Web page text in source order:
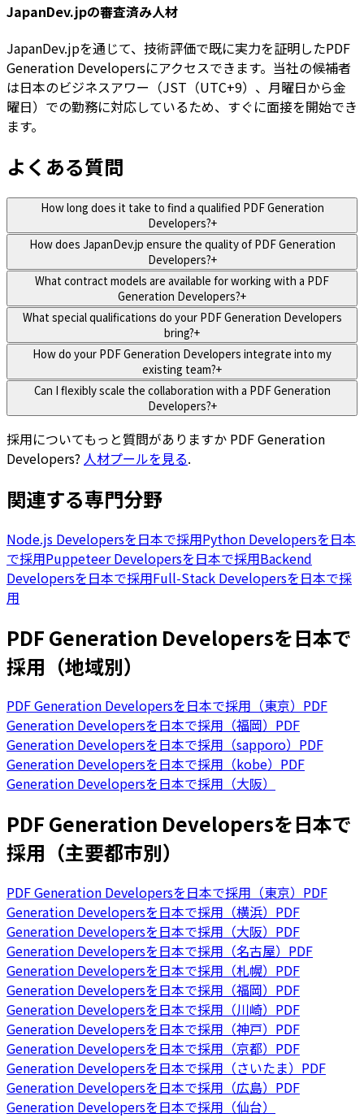
JapanDev.jpの審査済み人材
JapanDev.jpを通じて、技術評価で既に実力を証明したPDF
Generation Developersにアクセスできます。当社の候補者
は日本のビジネスアワー（JST（UTC+9）、月曜日から金
曜日）での勤務に対応しているため、すぐに面接を開始でき
ます。
よくある質問
How long does it take to find a qualified PDF Generation
Developers?+
How does JapanDev.jp ensure the quality of PDF Generation
Developers?+
What contract models are available for working with a PDF
Generation Developers?+
What special qualifications do your PDF Generation Developers
bring?+
How do your PDF Generation Developers integrate into my
existing team?+
Can I flexibly scale the collaboration with a PDF Generation
Developers?+
採用についてもっと質問がありますか PDF Generation
Developers? 人材プールを見る.
関連する専門分野
Node.js Developersを日本で採用Python Developersを日本
で採用Puppeteer Developersを日本で採用Backend
Developersを日本で採用Full-Stack Developersを日本で採
用
PDF Generation Developersを日本で
採用（地域別）
PDF Generation Developersを日本で採用（東京） PDF
Generation Developersを日本で採用（福岡） PDF
Generation Developersを日本で採用（sapporo） PDF
Generation Developersを日本で採用（kobe） PDF
Generation Developersを日本で採用（大阪）
PDF Generation Developersを日本で
採用（主要都市別）
PDF Generation Developersを日本で採用（東京） PDF
Generation Developersを日本で採用（横浜） PDF
Generation Developersを日本で採用（大阪） PDF
Generation Developersを日本で採用（名古屋） PDF
Generation Developersを日本で採用（札幌） PDF
Generation Developersを日本で採用（福岡） PDF
Generation Developersを日本で採用（川崎） PDF
Generation Developersを日本で採用（神戸） PDF
Generation Developersを日本で採用（京都） PDF
Generation Developersを日本で採用（さいたま） PDF
Generation Developersを日本で採用（広島） PDF
Generation Developersを日本で採用（仙台）